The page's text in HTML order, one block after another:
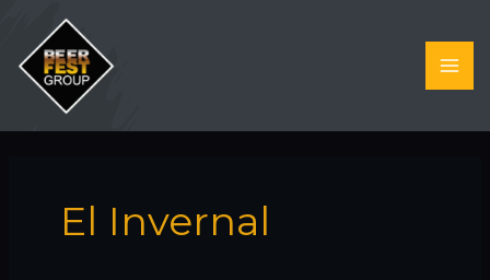
contenido
El Invernal